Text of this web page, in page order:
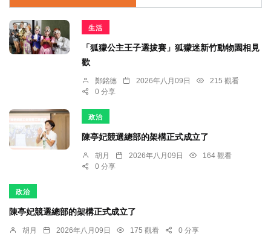
生活
「狐獴公主王子選拔賽」狐獴迷新竹動物園相見
歡
鄭銘德 2026年八月09日
215 觀看
0 分享
政治
陳亭妃競選總部的架構正式成立了
胡月 2026年八月09日
164 觀看
0 分享
政治
陳亭妃競選總部的架構正式成立了
胡月 2026年八月09日 175 觀看 0 分享